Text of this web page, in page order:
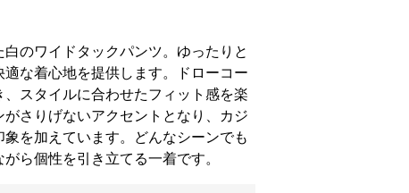
白のワイドタックパンツ。ゆったりと
な着心地を提供します。ドローコー
、スタイルに合わせたフィット感を楽
さりげないアクセントとなり、カジ
を加えています。どんなシーンでも
ら個性を引き立てる一着です。